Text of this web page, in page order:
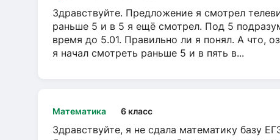
Здравствуйте. Предложение я смотрел
раньше 5 и в 5 я ещё смотрел. Под 5
время до 5.01. Правильно ли я понял. А что,
я начал смотреть раньше 5 и в пять в...
Математика 6 класс
Здравствуйте, я не сдала математику базу